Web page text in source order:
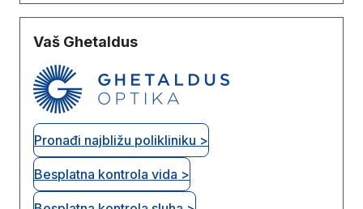
Vaš Ghetaldus
Pronađi najbližu polikliniku >
Besplatna kontrola vida >